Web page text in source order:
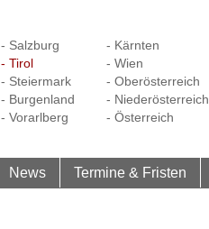
- Salzburg
- Tirol
- Steiermark
- Burgenland
- Vorarlberg
- Kärnten
- Wien
- Oberösterreich
- Niederösterreich
- Österreich
News Termine & Fristen